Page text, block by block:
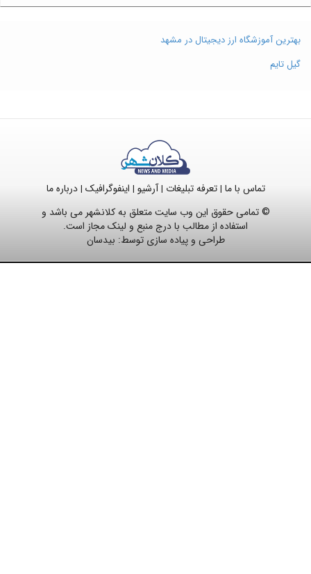
بهترین آموزشگاه ارز دیجیتال در مشهد
گیل تایم
تماس با ما |تعرفه تبلیغات |آرشیو | اینفوگرافیک |درباره ما
© تمامی حقوق این وب سایت متعلق به کلانشهر می باشد و
استفاده از مطالب با درج منبع و لینک مجاز است.
طراحی و پیاده سازی توسط: بیدسان